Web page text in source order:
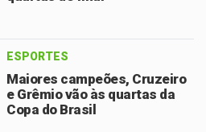
ESPORTES
Maiores campeões, Cruzeiro
e Grêmio vão às quartas da
Copa do Brasil